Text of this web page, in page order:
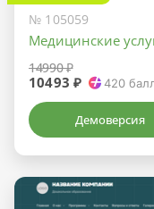
№ 105059
Медицинские
14990 ₽
10493 ₽ 420
Демоверсия